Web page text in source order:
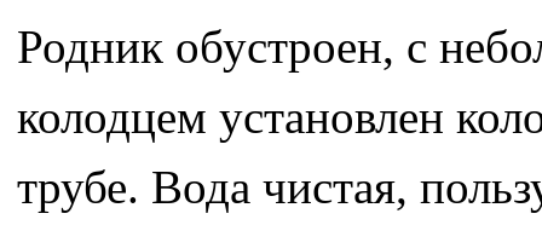
Родник обустроен, с
колодцем установлен
трубе. Вода чистая,